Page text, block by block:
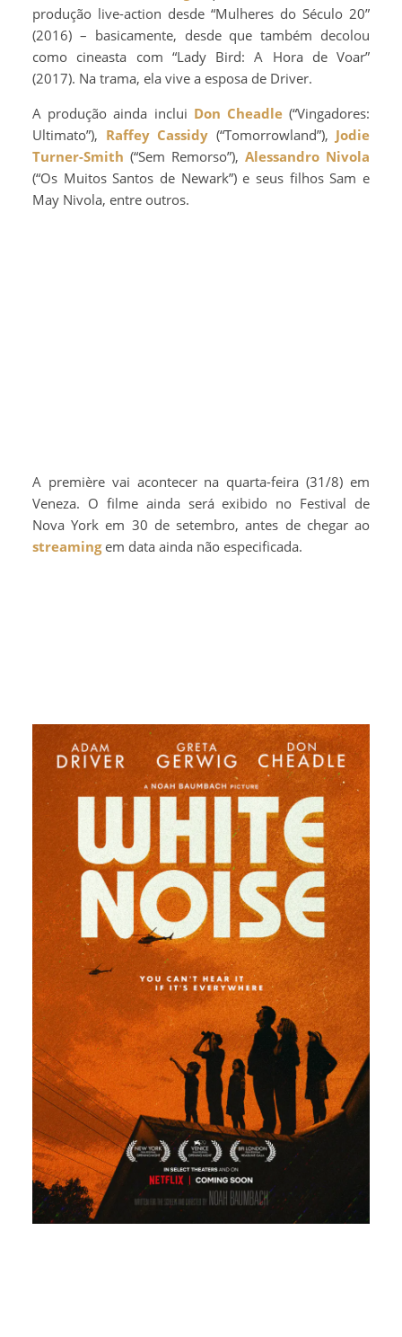
produção live-action desde “Mulheres do Século 20”
(2016) – basicamente, desde que também decolou
como cineasta com “Lady Bird: A Hora de Voar”
(2017). Na trama, ela vive a esposa de Driver.
A produção ainda inclui Don Cheadle(“Vingadores:
Ultimato”), Raffey Cassidy (“Tomorrowland”), Jodie
Turner-Smith (“Sem Remorso”), Alessandro Nivola
(“Os Muitos Santos de Newark”) e seus filhos Sam e
May Nivola, entre outros.
A première vai acontecer na quarta-feira (31/8) em
Veneza. O filme ainda será exibido no Festival de
Nova York em 30 de setembro, antes de chegar ao
streamingem data ainda não especificada.